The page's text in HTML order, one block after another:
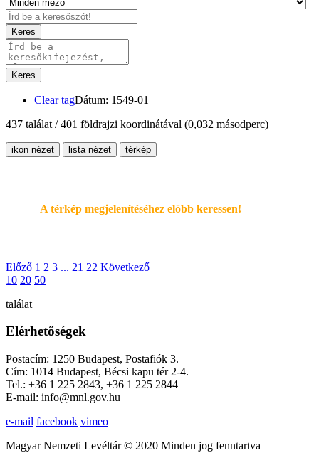
Keres
Keres
Clear tagDátum: 1549-01
437 találat / 401 földrajzi koordinátával (0,032 másodperc)
ikon nézet lista nézet térkép
A térkép megjelenítéséhez elöbb keressen!
Előző 1 2 3 ... 21 22 Következő
10 20 50
találat
Elérhetőségek
Postacím: 1250 Budapest, Postafiók 3.
Cím: 1014 Budapest, Bécsi kapu tér 2-4.
Tel.: +36 1 225 2843, +36 1 225 2844
E-mail: info@mnl.gov.hu
e-mail facebook vimeo
Magyar Nemzeti Levéltár © 2020 Minden jog fenntartva